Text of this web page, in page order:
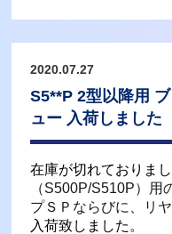
2020.07.27
S5**P 2型以降用
ュー 入荷しました
在庫が切れておりま
（S500P/S510P）用
プＳＰならびに、リ
入荷致しました。